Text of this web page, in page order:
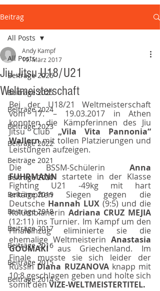
Beitrag
All Posts
Beiträge 2026
Beiträge 2025
Beiträge 2024
Beiträge 2023
Beiträge 2022
Beiträge 2021
Beiträge 2020
Beiträge 2019
Beiträge 2018
Beiträge 2017
Beiträge 2016
Beiträge 2015
Beiträge 2014
All Posts
Jiu Jitsu U18/U21
Weltmeisterschaft
Andy Kampf
19. März 2017
Bei der U18/21 Weltmeisterschaft
vom 17. – 19.03.2017 in Athen
konnten die Kämpferinnen des Jiu
Jitsu Club „Vila Vita Pannonia“
Wallern mit tollen Platzierungen und
Leistungen aufzeigen.
Die BSSM-Schülerin Anna
FUHRMANN startete in der Klasse
Fighting U21 -49kg mit hart
erkämpften Siegen gegen die
Deutsche Hannah LUX (9:5) und die
Kolumbianerin
(12:11) ins Turnier. Im Kampf um den
Finaleinzug eliminierte sie die
ehemalige Weltmeisterin Anastasia
GOUMAKI aus Griechenland. Im
Finale musste sie sich leider der
Russin Diana RUZANOVA knapp mit
10:8 geschlagen geben und holte sich
somit den VIZE-WELTMEISTERTITEL.